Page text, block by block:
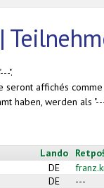
".
affichés comme
haben, werden als
Lando
DE
DE ---